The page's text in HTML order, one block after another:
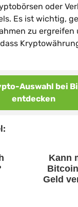
oder
Es ist wichtig,
zu ergreifen
Auswahl bei
entdecken
Kann
Geld